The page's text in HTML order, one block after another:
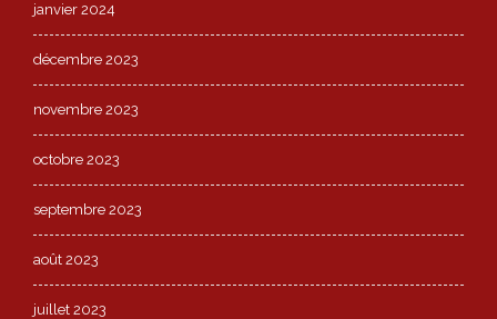
janvier 2024
décembre 2023
novembre 2023
octobre 2023
septembre 2023
août 2023
juillet 2023